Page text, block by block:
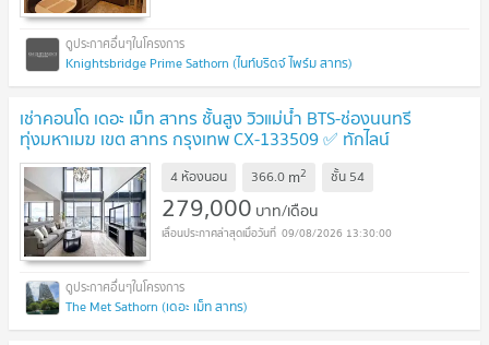
Knightsbridge Prime Sathorn (ไนท์บริดจ์ ไพร์ม สาทร)
เช่าคอนโด เดอะ เม็ท สาทร ชั้นสูง วิวแม่น้ำ BTS-ช่องนนทรี
ทุ่งมหาเมฆ เขต สาทร กรุงเทพ CX-133509 ✅ ทักไลน์
@connexproperty ตอบทันที ทีมงานมืออาชีพ ✅
4 ห้องนอน 366.0 m2 ชั้น 54
279,000 บาท/เดือน
09/08/2026 13:30:00
The Met Sathorn (เดอะ เม็ท สาทร)